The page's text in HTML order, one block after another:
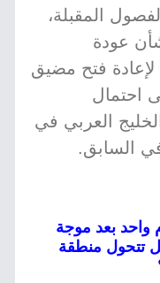
المقبلة،
عودة
فتح مضيق
احتمال
العربي في
السابق.
في يوم واحد بعد موجة
تتحول منطقة